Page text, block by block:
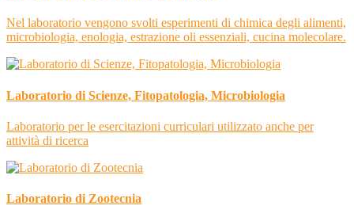
Nel laboratorio vengono svolti esperimenti di chimica degli alimenti,
microbiologia, enologia, estrazione oli essenziali, cucina molecolare.
Laboratorio di Scienze, Fitopatologia, Microbiologia
Laboratorio per le esercitazioni curriculari utilizzato anche per
attività di ricerca
Laboratorio di Zootecnia